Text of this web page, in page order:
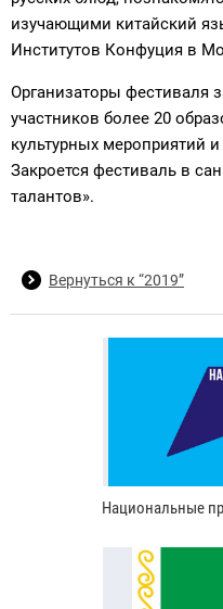
изучающими китайский
Институтов Конфуция в
Организаторы фестиваля
участников более 20
культурных мероприятий
Закроется фестиваль в
талантов».
Вернуться к “2019”
Национальные